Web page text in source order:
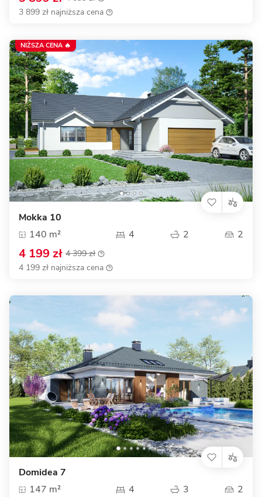
3 899 zł najniższa cena
Mokka 10
140 m²
4 2 2
4 199 zł 4 399 zł
4 199 zł najniższa cena
NIŻSZA CENA 🔥
Domidea 7
147 m²
4 3 2